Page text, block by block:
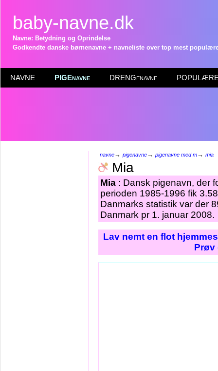
baby-navne.dk
Navne: Betydning og Oprindelse
Godkendte danske børnenavne + navneliste over top mest
NAVNE PIGEnavne DRENGenavne POPULÆRE
navne→ pigenavne→ pigenavne med m→ mia
Mia
Mia : Dansk pigenavn, der
perioden 1985-1996 fik
Danmarks statistik var der
Danmark pr 1. januar 2008.
Lav nemt en flot
Prøv